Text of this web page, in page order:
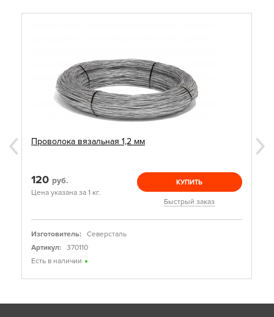
Проволока вязальная 1,2 мм
120 руб.
Цена указана за 1 кг.
КУПИТЬ
Быстрый заказ
Изготовитель:
Северсталь
Артикул:
370110
Есть в наличии